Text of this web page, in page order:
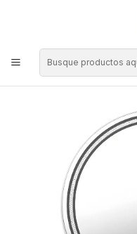
Parche Evans EC2S